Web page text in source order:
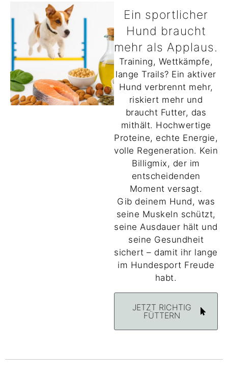
Ein sportlicher
Hund braucht
mehr als Applaus.
Training, Wettkämpfe,
lange Trails? Ein aktiver
Hund verbrennt mehr,
riskiert mehr und
braucht Futter, das
mithält. Hochwertige
Proteine, echte Energie,
volle Regeneration. Kein
Billigmix, der im
entscheidenden
Moment versagt.
Gib deinem Hund, was
seine Muskeln schützt,
seine Ausdauer hält und
seine Gesundheit
sichert – damit ihr lange
im Hundesport Freude
habt.
JETZT RICHTIG
FÜTTERN